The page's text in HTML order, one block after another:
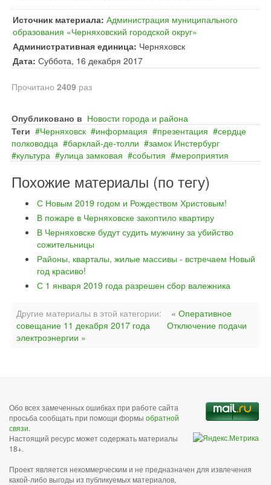
Источник материала: Администрация муниципального
образования «Черняховский городской округ»
Административная единица: Черняховск
Дата: Суббота, 16 декабря 2017
Прочитано 2409 раз
Опубликовано в Новости города и района
Теги
Черняховск информация презентация
сердце
полководца
барклай‐де‐толли
замок Инстербург
культура
улица замковая события мероприятия
Похожие материалы (по тегу)
С Новым 2019 годом и Рождеством Христовым!
В пожаре в Черняховске закоптило квартиру
В Черняховске будут судить мужчину за убийство
сожительницы
Районы, кварталы, жилые массивы - встречаем Новый
год красиво!
С 1 января 2019 года разрешен сбор валежника
Другие материалы в этой категории:
« Оперативное
совещание 11 декабря 2017 года
Отключение подачи
электроэнергии »
Обо всех замеченных ошибках при работе сайта
просьба сообщать при помощи формы обратной
связи.
Настоящий ресурс может содержать материалы
18+.
Проект является некоммерческим и не предназначен для извлечения
какой-либо выгоды из публикуемых материалов,